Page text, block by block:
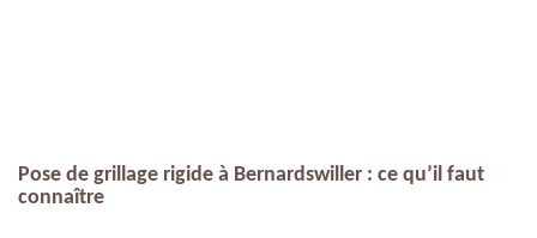
Pose de grillage rigide à Bernardswiller : ce qu’il faut
connaître